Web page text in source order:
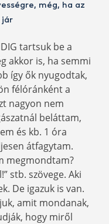
még, ha az
jár
tartsuk be a
akkor is, ha semmi
így ők nyugodtak,
félóránként a
nagyon nem
beláttam,
és kb. 1 óra
átfagytam.
megmondtam?
stb. szövege. Aki
De igazuk is van.
amit mondanak,
hogy miről